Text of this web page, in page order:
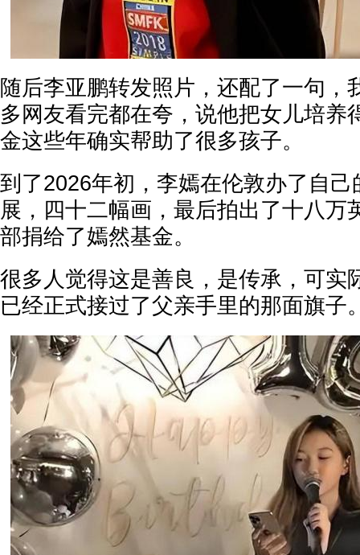
随后李亚鹏转发照片，还配了一句，
多网友看完都在夸，说他把女儿培养
金这些年确实帮助了很多孩子。
到了2026年初，李嫣在伦敦办了自己
展，四十二幅画，最后拍出了十八万
部捐给了嫣然基金。
很多人觉得这是善良，是传承，可实
已经正式接过了父亲手里的那面旗子